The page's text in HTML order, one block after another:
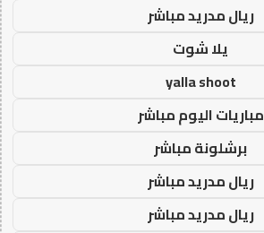
ريال مدريد مباشر
يلا شوت
yalla shoot
مباريات اليوم مباشر
برشلونة مباشر
ريال مدريد مباشر
ريال مدريد مباشر